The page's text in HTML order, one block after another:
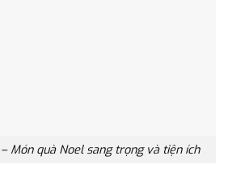
Món quà Noel sang trọng và tiện ích